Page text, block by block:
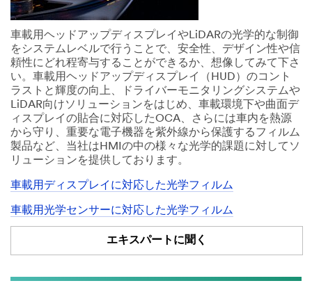
車載用ヘッドアップディスプレイやLiDARの光学的な制御
をシステムレベルで行うことで、安全性、デザイン性や信
頼性にどれ程寄与することができるか、想像してみて下さ
い。車載用ヘッドアップディスプレイ（HUD）のコント
ラストと輝度の向上、ドライバーモニタリングシステムや
LiDAR向けソリューションをはじめ、車載環境下や曲面デ
ィスプレイの貼合に対応したOCA、さらには車内を熱源
から守り、重要な電子機器を紫外線から保護するフィルム
製品など、当社はHMIの中の様々な光学的課題に対してソ
リューションを提供しております。
車載用ディスプレイに対応した光学フィルム
車載用光学センサーに対応した光学フィルム
エキスパートに聞く